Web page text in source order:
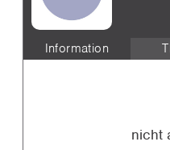
Information
nicht